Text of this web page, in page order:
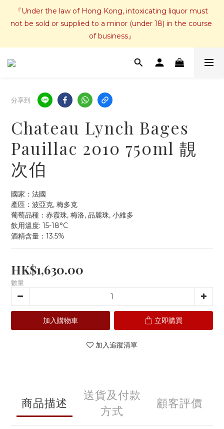
『Under the law of Hong Kong, intoxicating liquor must
not be sold or supplied to a minor (under 18) in the course
of business』
分享到
Chateau Lynch Bages
Pauillac 2010 750ml 靚
次伯
國家：法國
產區：波亞克, 梅多克
葡萄品種：赤霞珠, 梅洛, 品麗珠, 小維多
飲用溫度: 15-18°C
酒精含量：13.5%
HK$1,630.00
數量
加入購物車 立即購買
加入追蹤清單
商品描述
送貨及付款
方式
顧客評價